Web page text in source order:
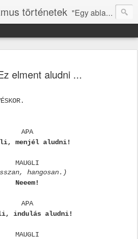
történetek "Egy ablakot kell nyitni, hogy tudja, mi is itt vagyunk." (N.ZS.)
elment aludni ...
APA
menjél aludni!
MAUGLI
hangosan.)
Neeem!
APA
indulás aludni!
MAUGLI